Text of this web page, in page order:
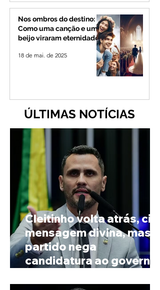
Nos ombros do destino:
Como uma canção e um
beijo viraram eternidade
18 de mai. de 2025
ÚLTIMAS NOTÍCIAS
Cleitinho volta atrás, cita
mensagem divina, mas
partido nega
candidatura ao governo